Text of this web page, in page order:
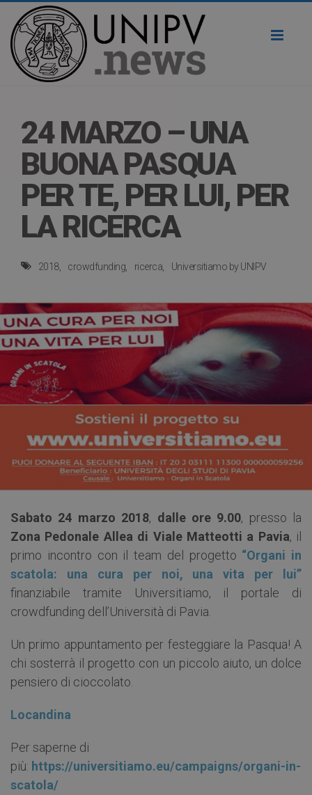
24 MARZO – UNA
BUONA PASQUA
PER TE, PER LUI, PER
LA RICERCA
2018 crowdfunding ricerca Universitiamo by UNIPV
Sabato 24 marzo 2018, dalle ore 9.00, presso la
Zona Pedonale Allea di Viale Matteotti a Pavia, il
primo incontro con il team del progetto “Organi in
scatola: una cura per noi, una vita per lui”
finanziabile tramite Universitiamo, il portale di
crowdfunding dell’Università di Pavia.
Un primo appuntamento per festeggiare la Pasqua! A
chi sosterrà il progetto con un piccolo aiuto, un dolce
pensiero di cioccolato.
Locandina
Per saperne di
più: https://universitiamo.eu/campaigns/organi-in-
scatola/